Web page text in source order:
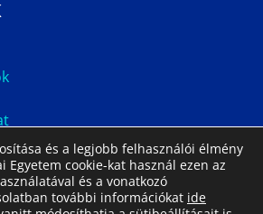
és a legjobb felhasználói élmény
Egyetem cookie-kat használ ezen az
és a vonatkozó
további információkat ide